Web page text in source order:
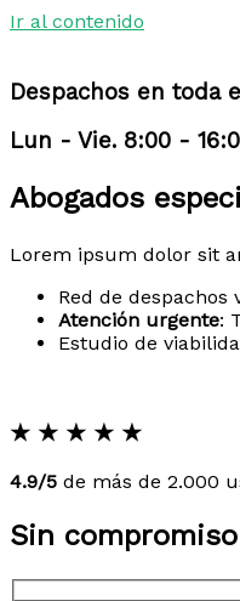
Ir al contenido
Despachos en toda
Lun - Vie. 8:00 -
Abogados
Lorem ipsum dolor sit
Red de despachos
Atención urgente:
Estudio de
★ ★ ★ ★ ★
4.9/5 de más de 2.000
Sin